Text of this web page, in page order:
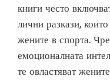
книги често
лични разкази,
жените в спорта.
емоционалната
те овластяват